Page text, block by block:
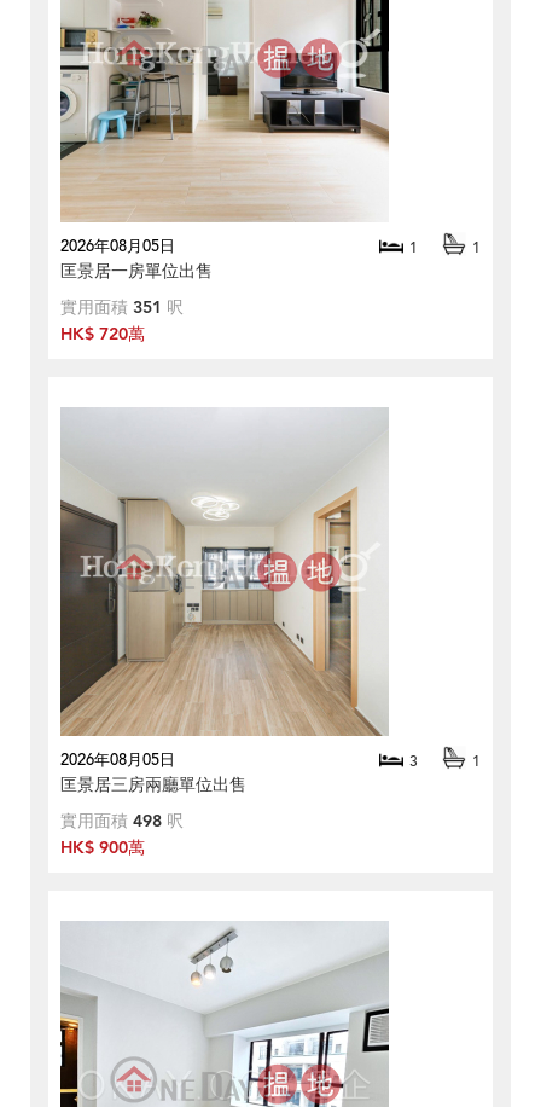
2026年08月05日 1 1
匡景居一房單位出售
實用面積 351 呎
HK$ 720萬
2026年08月05日 3 1
匡景居三房兩廳單位出售
實用面積 498 呎
HK$ 900萬